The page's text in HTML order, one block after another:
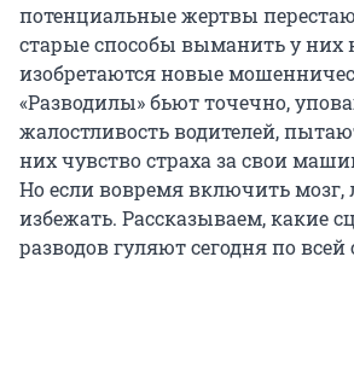
потенциальные жертвы
старые способы выманить у них
изобретаются новые
«Разводилы» бьют точечно,
жалостливость водителей,
них чувство страха за свои
Но если вовремя включить
избежать. Рассказываем, какие
разводов гуляют сегодня по всей